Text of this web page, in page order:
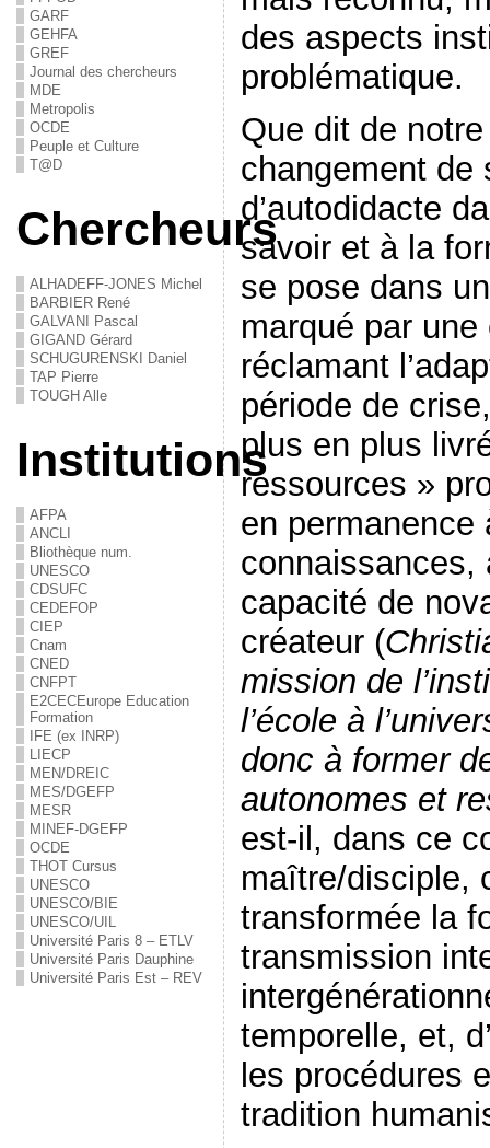
GARF
GEHFA
GREF
Journal des chercheurs
MDE
Metropolis
OCDE
Peuple et Culture
T@D
Chercheurs
ALHADEFF-JONES Michel
BARBIER René
GALVANI Pascal
GIGAND Gérard
SCHUGURENSKI Daniel
TAP Pierre
TOUGH Alle
Institutions
AFPA
ANCLI
Bliothèque num.
UNESCO
CDSUFC
CEDEFOP
CIEP
Cnam
CNED
CNFPT
E2CECEurope Education
Formation
IFE (ex INRP)
LIECP
MEN/DREIC
MES/DGEFP
MESR
MINEF-DGEFP
OCDE
THOT Cursus
UNESCO
UNESCO/BIE
UNESCO/UIL
Université Paris 8 – ETLV
Université Paris Dauphine
Université Paris Est – REV
des aspects
problématique.
Que dit de
changement de
d’autodidacte
savoir et à la
se pose dans
marqué par
réclamant
période de
plus en plus
ressources »
en permanence
connaissances,
capacité de
créateur (
mission de
l’école à
donc à former
autonomes et
est-il, dans ce
maître/disciple,
transformée la
transmission
temporelle, et,
les procédures
tradition